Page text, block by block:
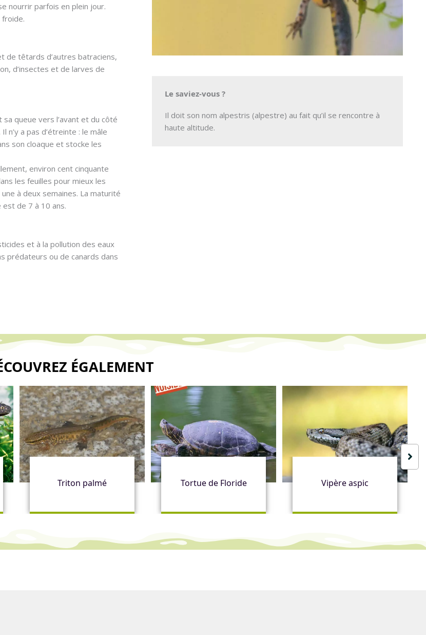
nourrir parfois en plein jour.
froide.
de têtards d’autres batraciens,
d’insectes et de larves de
sa queue vers l’avant et du côté
n’y a pas d’étreinte : le mâle
son cloaque et stocke les
environ cent cinquante
les feuilles pour mieux les
à deux semaines. La maturité
de 7 à 10 ans.
et à la pollution des eaux
prédateurs ou de canards dans
Le saviez-vous ?
Il doit son nom alpestris (alpestre) au fait qu’il se rencontre à
haute altitude.
ÉGALEMENT
Triton palmé Tortue de Floride Vipère aspic